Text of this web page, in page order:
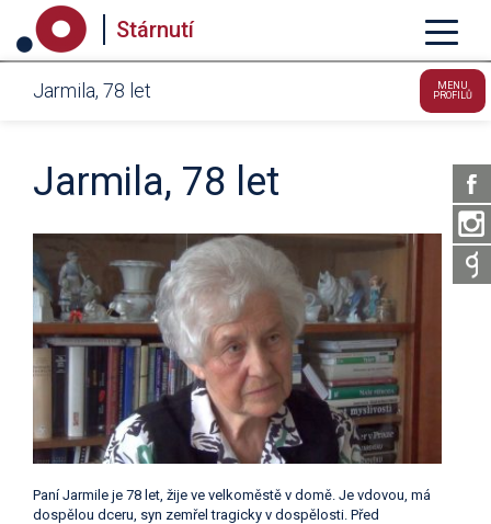
Stárnutí
Jarmila, 78 let
MENU
PROFILŮ
Jarmila, 78 let
Paní Jarmile je 78 let, žije ve velkoměstě v domě. Je vdovou, má
dospělou dceru, syn zemřel tragicky v dospělosti. Před